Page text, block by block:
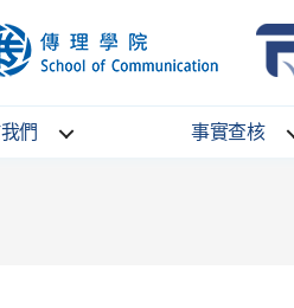
School
們 事實查核